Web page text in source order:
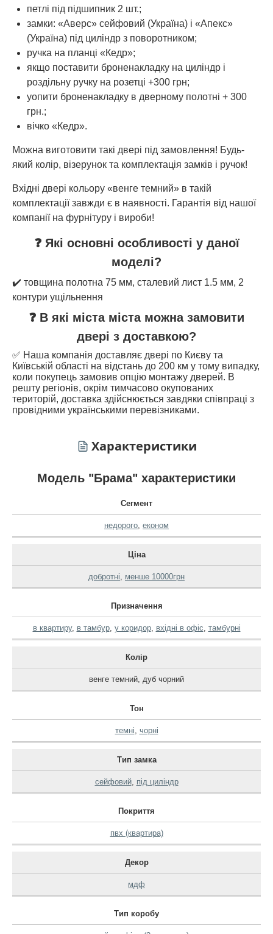
петлі під підшипник 2 шт.;
замки: «Аверс» сейфовий (Україна) і «Апекс»
(Україна) під циліндр з поворотником;
ручка на планці «Кедр»;
якщо поставити броненакладку на циліндр і
роздільну ручку на розетці +300 грн;
уопити броненакладку в дверному полотні + 300
грн.;
вічко «Кедр».
Можна виготовити такі двері під замовлення! Будь-
який колір, візерунок та комплектація замків і ручок!
Вхідні двері кольору «венге темний» в такій
комплектації завжди є в наявності. Гарантія від нашої
компанії на фурнітуру і вироби!
❓ Які основні особливості у даної
моделі?
✔️ товщина полотна 75 мм, сталевий лист 1.5 мм, 2
контури ущільнення
❓ В які міста міста можна замовити
двері з доставкою?
✅ Наша компанія доставляє двері по Києву та
Київській області на відстань до 200 км у тому випадку,
коли покупець замовив опцію монтажу дверей. В
решту регіонів, окрім тимчасово окупованих
територій, доставка здійснюється завдяки співпраці з
провідними українськими перевізниками.
Характеристики
Модель "Брама" характеристики
Сегмент
недорого економ
Ціна
добротні менше 10000грн
Призначення
в квартиру, в тамбур, у коридор, вхідні в офіс тамбурні
Колір
венге темний дуб чорний
Тон
темні чорні
Тип замка
сейфовий, під циліндр
Покриття
пвх (квартира)
Декор
мдф
Тип коробу